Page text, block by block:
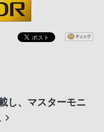
し、マスターモニ